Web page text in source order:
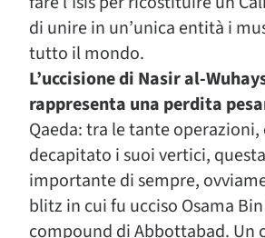
di unire in un’unica entità i
tutto il mondo.
L’uccisione di Nasir al-
rappresenta una perdita
Qaeda: tra le tante operazioni,
decapitato i suoi vertici,
importante di sempre,
blitz in cui fu ucciso Osama
compound di Abbottabad. Un